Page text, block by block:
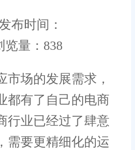
布时间：
览量：838
场的发展需求，
都有了自己的电商
行业已经过了肆意
需要更精细化的运